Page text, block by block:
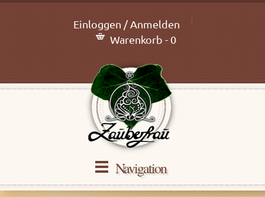
Einloggen / Anmelden
Warenkorb - 0
Navigation